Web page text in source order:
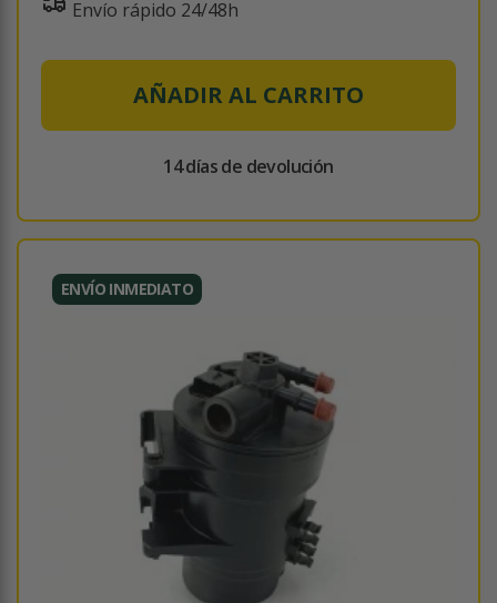
Envío rápido 24/48h
AÑADIR AL CARRITO
14 días de devolución
ENVÍO INMEDIATO